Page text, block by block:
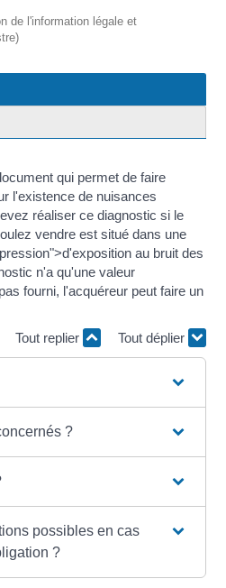
de l'information légale et
qui permet de faire
l'existence de nuisances
réaliser ce diagnostic si le
vendre est situé dans une
au bruit des
n'a qu'une valeur
fourni, l'acquéreur peut faire un
Tout replier
Tout déplier
?
possibles en cas
?